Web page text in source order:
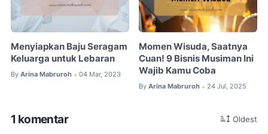
Menyiapkan Baju Seragam
Keluarga untuk Lebaran
By Arina Mabruroh • 04 Mar, 2023
Momen Wisuda, Saatnya
Cuan! 9 Bisnis Musiman Ini
Wajib Kamu Coba
By Arina Mabruroh • 24 Jul, 2025
1 komentar Oldest